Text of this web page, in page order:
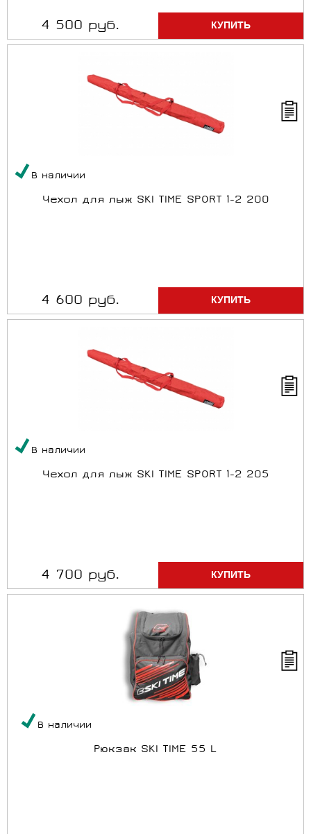
4 500 руб.
В наличии
Чехол для лыж SKI TIME SPORT 1-2 200
4 600 руб.
В наличии
Чехол для лыж SKI TIME SPORT 1-2 205
4 700 руб.
В наличии
Рюкзак SKI TIME 55 L